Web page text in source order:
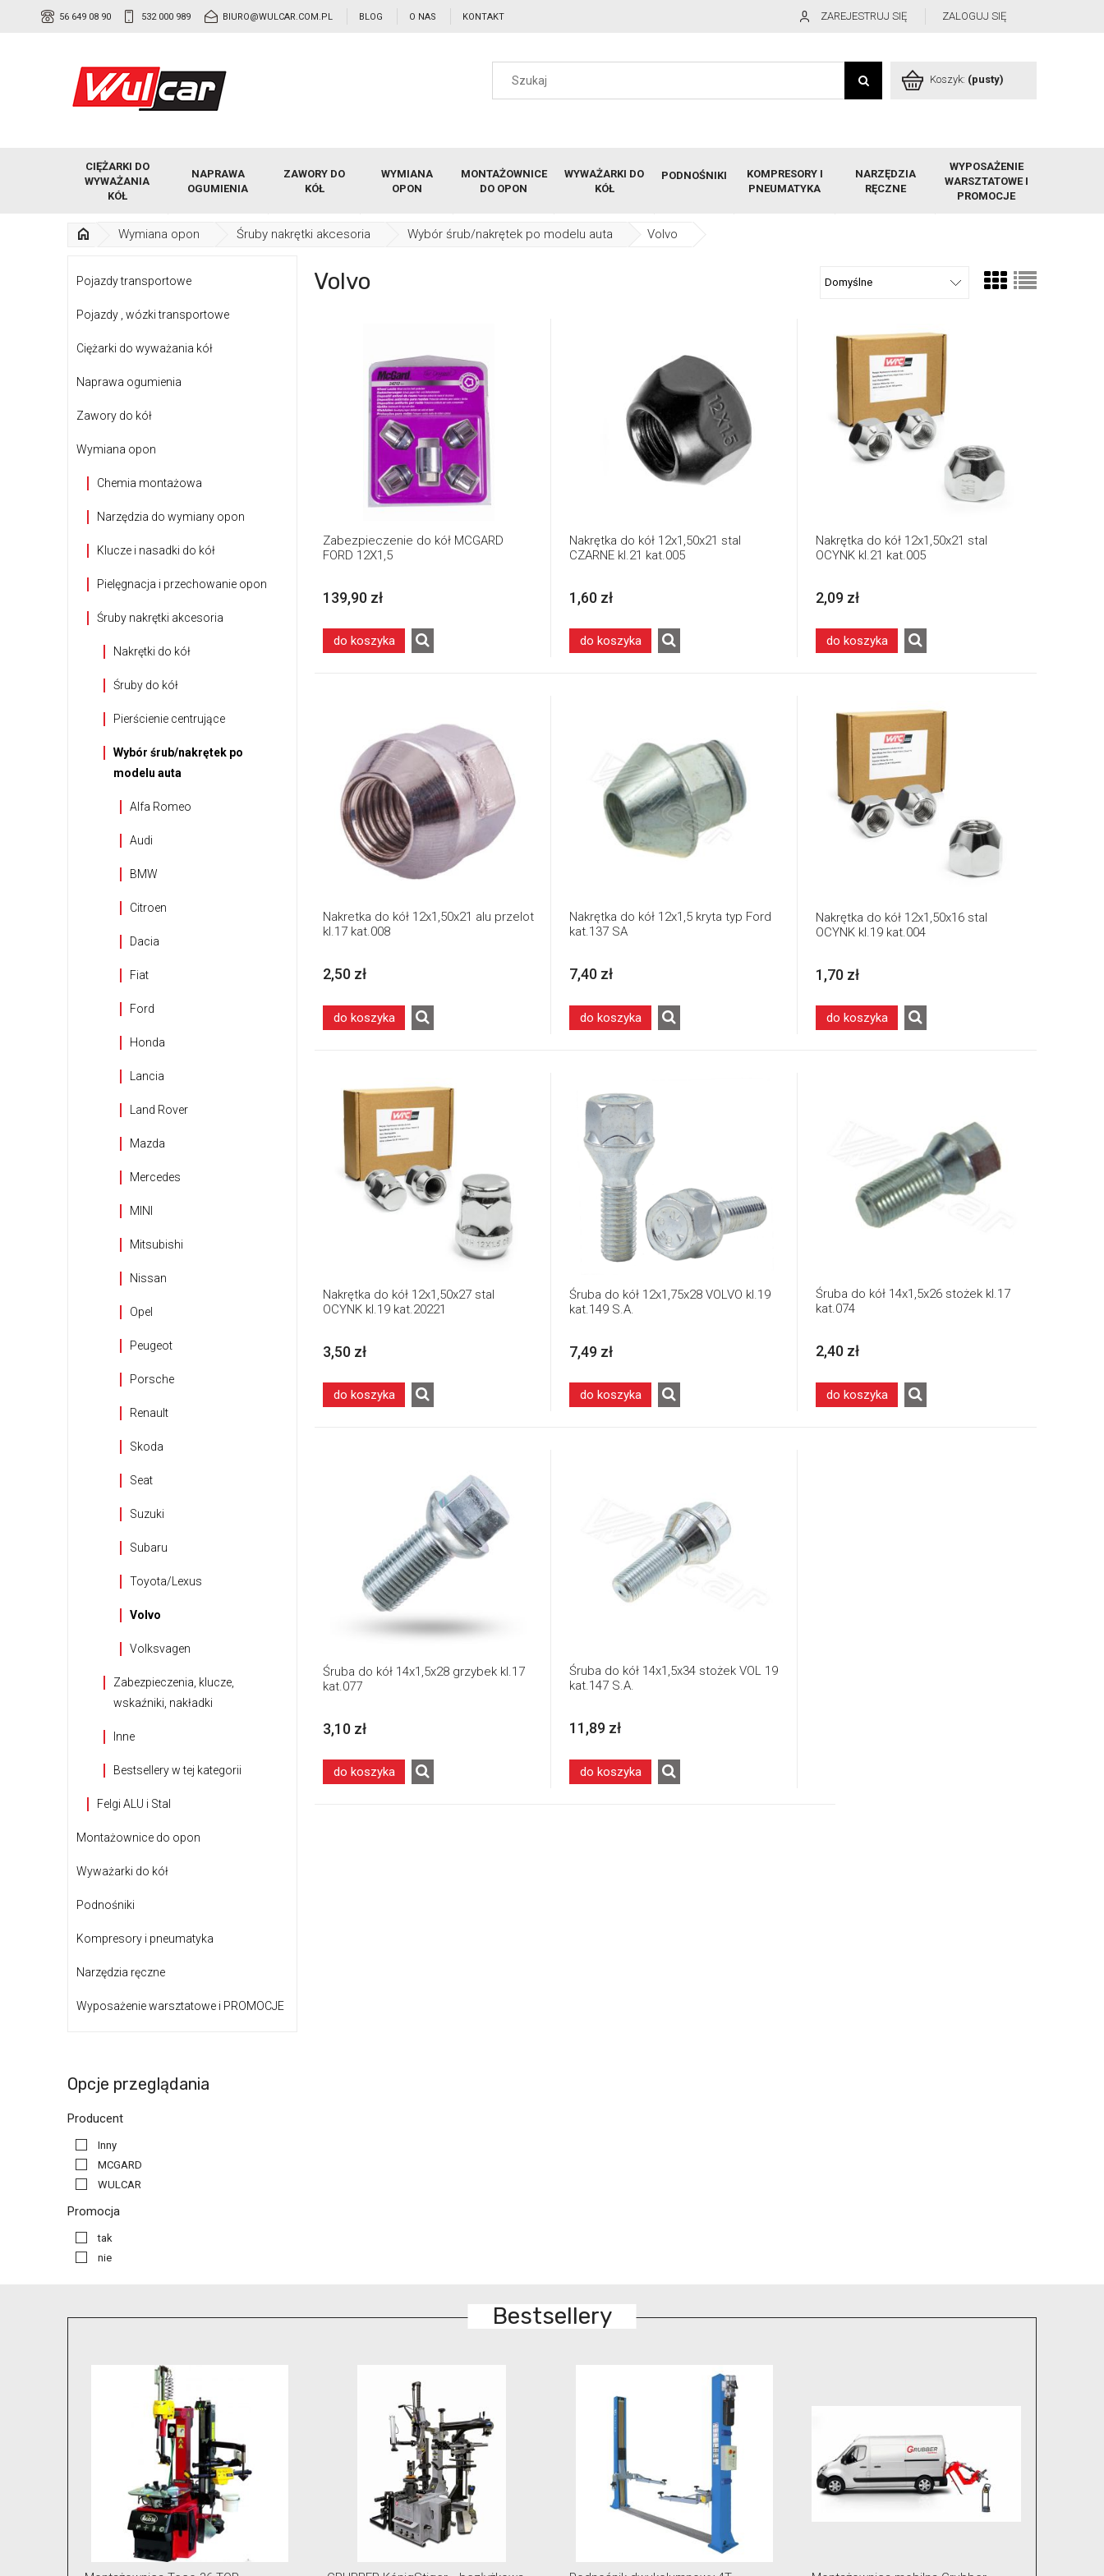
56 649 08 90 532 000 989 BIURO@WULCAR.COM.PL BLOG O NAS KONTAKT ZAREJESTRUJ SIĘ ZALOGUJ SIĘ
Koszyk: (pusty)
CIĘŻARKI DO
WYWAŻANIA
KÓŁ
NAPRAWA
OGUMIENIA
ZAWORY DO
KÓŁ
WYMIANA
OPON
MONTAŻOWNICE
DO OPON
WYWAŻARKI DO
KÓŁ
PODNOŚNIKI
KOMPRESORY I
PNEUMATYKA
NARZĘDZIA
RĘCZNE
WYPOSAŻENIE
WARSZTATOWE I
PROMOCJE
Wymiana opon Śruby nakrętki akcesoria Wybór śrub/nakrętek po modelu auta Volvo
Pojazdy transportowe
Pojazdy , wózki transportowe
Ciężarki do wyważania kół
Naprawa ogumienia
Zawory do kół
Wymiana opon
Chemia montażowa
Narzędzia do wymiany opon
Klucze i nasadki do kół
Pielęgnacja i przechowanie opon
Śruby nakrętki akcesoria
Nakrętki do kół
Śruby do kół
Pierścienie centrujące
Wybór śrub/nakrętek po
modelu auta
Alfa Romeo
Audi
BMW
Citroen
Dacia
Fiat
Ford
Honda
Lancia
Land Rover
Mazda
Mercedes
MINI
Mitsubishi
Nissan
Opel
Peugeot
Porsche
Renault
Skoda
Seat
Suzuki
Subaru
Toyota/Lexus
Volvo
Volksvagen
Zabezpieczenia, klucze,
wskaźniki, nakładki
Inne
Bestsellery w tej kategorii
Felgi ALU i Stal
Montażownice do opon
Wyważarki do kół
Podnośniki
Kompresory i pneumatyka
Narzędzia ręczne
Wyposażenie warsztatowe i PROMOCJE
Opcje przeglądania
Producent
Inny
MCGARD
WULCAR
Promocja
tak
nie
Volvo
Zabezpieczenie do kół MCGARD
FORD 12X1,5
139,90 zł
do koszyka
Nakrętka do kół 12x1,50x21 stal
CZARNE kl.21 kat.005
1,60 zł
do koszyka
Nakrętka do kół 12x1,50x21 stal
OCYNK kl.21 kat.005
2,09 zł
do koszyka
Nakretka do kół 12x1,50x21 alu przelot
kl.17 kat.008
2,50 zł
do koszyka
Nakrętka do kół 12x1,5 kryta typ Ford
kat.137 SA
7,40 zł
do koszyka
Nakrętka do kół 12x1,50x16 stal
OCYNK kl.19 kat.004
1,70 zł
do koszyka
Nakrętka do kół 12x1,50x27 stal
OCYNK kl.19 kat.20221
3,50 zł
do koszyka
Śruba do kół 12x1,75x28 VOLVO kl.19
kat.149 S.A.
7,49 zł
do koszyka
Śruba do kół 14x1,5x26 stożek kl.17
kat.074
2,40 zł
do koszyka
Śruba do kół 14x1,5x28 grzybek kl.17
kat.077
3,10 zł
do koszyka
Śruba do kół 14x1,5x34 stożek VOL 19
kat.147 S.A.
11,89 zł
do koszyka
Bestsellery